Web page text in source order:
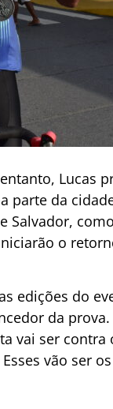
Lucas
da
o
edições do
da
vai ser contra
vão ser